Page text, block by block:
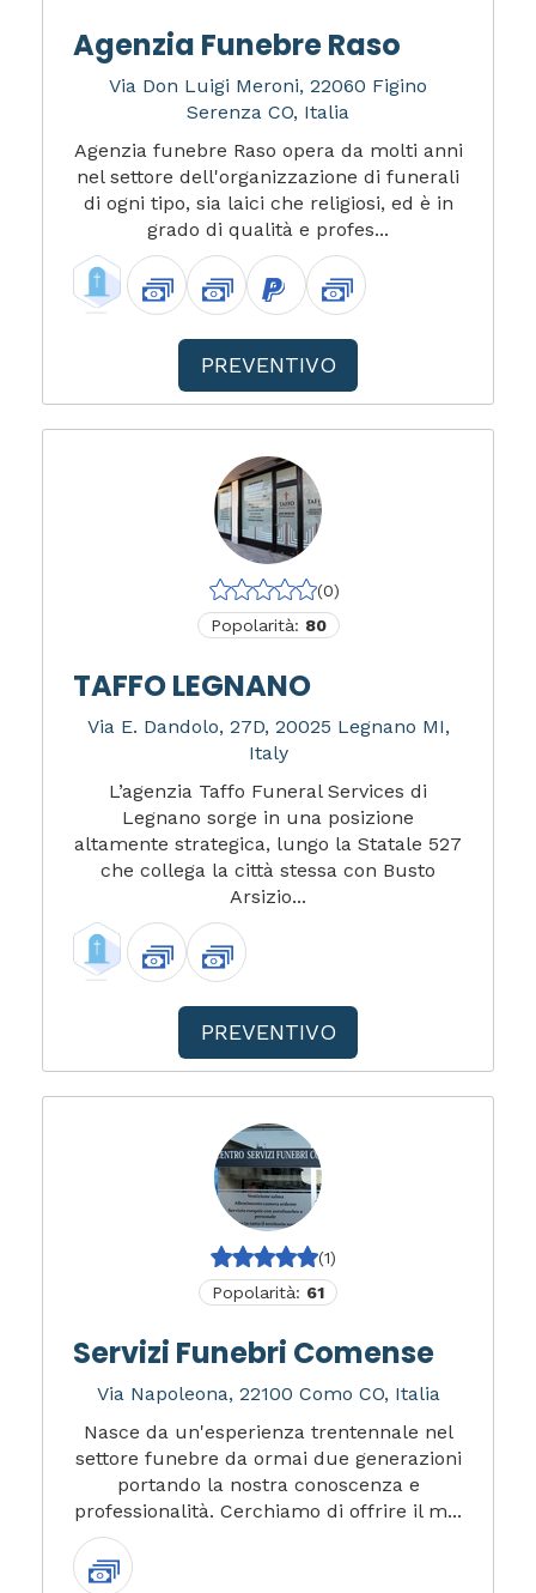
Agenzia Funebre Raso
Via Don Luigi Meroni, 22060 Figino
Serenza CO, Italia
Agenzia funebre Raso opera da molti anni
nel settore dell'organizzazione di funerali
di ogni tipo, sia laici che religiosi, ed è in
grado di qualità e profes...
PREVENTIVO
(0)
Popolarità: 80
TAFFO LEGNANO
Via E. Dandolo, 27D, 20025 Legnano MI,
Italy
L’agenzia Taffo Funeral Services di
Legnano sorge in una posizione
altamente strategica, lungo la Statale 527
che collega la città stessa con Busto
Arsizio...
PREVENTIVO
(1)
Popolarità: 61
Servizi Funebri Comense
Via Napoleona, 22100 Como CO, Italia
Nasce da un'esperienza trentennale nel
settore funebre da ormai due generazioni
portando la nostra conoscenza e
professionalità. Cerchiamo di offrire il m...